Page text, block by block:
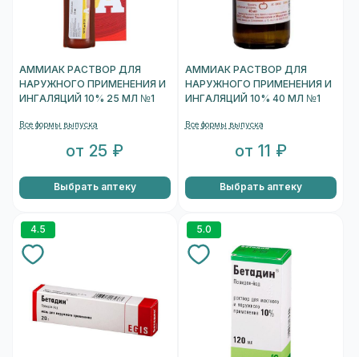
АММИАК РАСТВОР ДЛЯ
НАРУЖНОГО ПРИМЕНЕНИЯ И
ИНГАЛЯЦИЙ 10% 25 МЛ №1
Все формы выпуска
от 25 ₽
Выбрать аптеку
АММИАК РАСТВОР ДЛЯ
НАРУЖНОГО ПРИМЕНЕНИЯ И
ИНГАЛЯЦИЙ 10% 40 МЛ №1
Все формы выпуска
от 11 ₽
Выбрать аптеку
4.5 5.0